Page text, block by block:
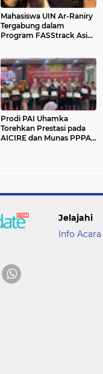
Mahasiswa UIN Ar-Raniry
Tergabung dalam
Program FASStrack Asia:
Prodi PAI Uhamka
Torehkan Prestasi pada
AICIRE dan Munas PPPAI
Jelajahi
Info Acara